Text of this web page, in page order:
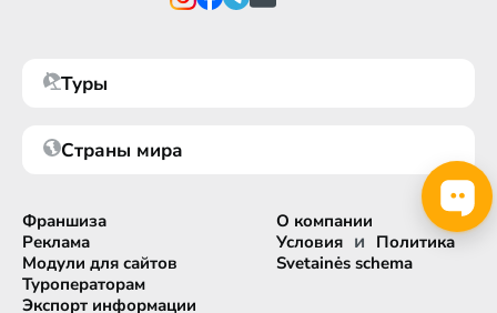
Туры
Страны мира
Франшиза
Реклама
Модули для сайтов
Туроператорам
Экспорт информации
О компании
Условия и Политика
Svetainės schema